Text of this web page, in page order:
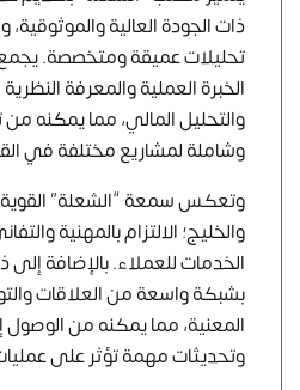
ذات الجودة العالية
تحليلات عميقة ومتخصصة.
الخبرة العملية والمعرفة
والتحليل المالي، مما يمكنه
وشاملة لمشاريع مختلفة في
وتعكس سمعة “الشعلة”
والخليج؛ الالتزام بالمهنية
الخدمات للعملاء. بالإضافة إلى
بشبكة واسعة من العلاقات
المعنية، مما يمكنه من
وتحديثات مهمة تؤثر على